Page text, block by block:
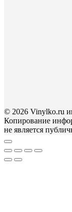
© 2026 Vinylko.ru
Копирование
не является